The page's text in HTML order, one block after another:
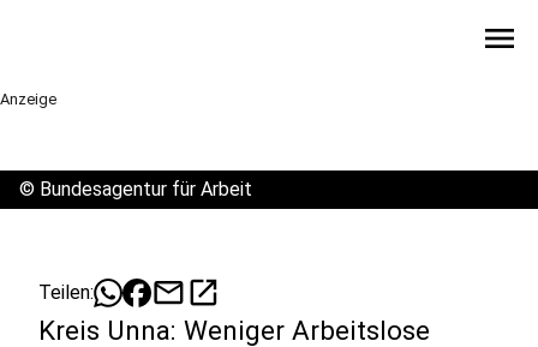
menu
Anzeige
© Bundesagentur für Arbeit
Teilen: mailopen_in_new
Kreis Unna: Weniger Arbeitslose